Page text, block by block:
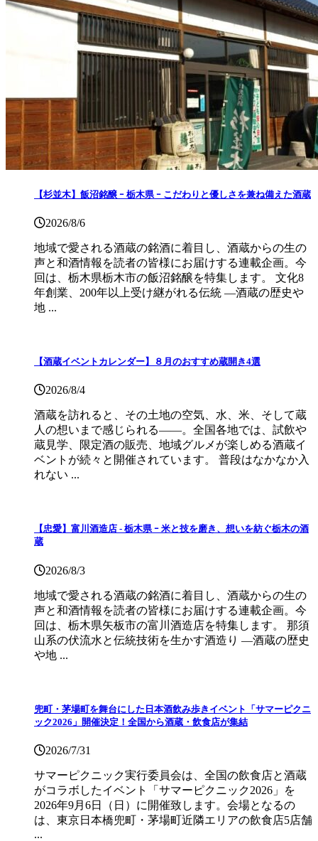
【杉並木】飯沼銘醸 ｰ 栃木県 ｰ こだわりと優しさを兼ね備えた酒蔵
2026/8/6
地域で愛される酒蔵の銘酒に着目し、酒蔵からの生の
声と和酒情報を読者の皆様にお届けする連載企画。今
回は、栃木県栃木市の飯沼銘醸を特集します。 文化8
年創業、200年以上受け継がれる伝統 ―酒蔵の歴史や
地 ...
【酒蔵イベントカレンダー】８月のおすすめ蔵開き4選
2026/8/4
酒蔵を訪れると、その土地の空気、水、米、そして蔵
人の想いまで感じられる——。全国各地では、試飲や
蔵見学、限定酒の販売、地域グルメが楽しめる酒蔵イ
ベントが続々と開催されています。 普段はなかなか入
れない ...
【忠愛】富川酒造店 ‐ 栃木県 ｰ 米と技を磨き、想いを紡ぐ栃木の酒
蔵
2026/8/3
地域で愛される酒蔵の銘酒に着目し、酒蔵からの生の
声と和酒情報を読者の皆様にお届けする連載企画。今
回は、栃木県矢板市の富川酒造店を特集します。 那須
山系の伏流水と伝統技術を生かす酒造り ―酒蔵の歴史
や地 ...
兜町・茅場町を舞台にした日本酒飲み歩きイベント「サマーピクニ
ック2026」開催決定！全国から酒蔵・飲食店が集結
2026/7/31
サマーピクニック実⾏委員会は、全国の飲⾷店と酒蔵
がコラボしたイベント「サマーピクニック2026」を
2026年9月6日（日）に開催致します。会場となるの
は、東京日本橋兜町・茅場町近隣エリアの飲食店5店舗
...